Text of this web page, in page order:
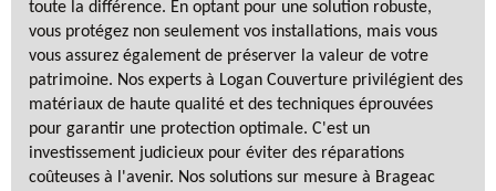
toute la différence. En optant pour une solution robuste,
vous protégez non seulement vos installations, mais vous
vous assurez également de préserver la valeur de votre
patrimoine. Nos experts à Logan Couverture privilégient des
matériaux de haute qualité et des techniques éprouvées
pour garantir une protection optimale. C'est un
investissement judicieux pour éviter des réparations
coûteuses à l'avenir. Nos solutions sur mesure à Brageac